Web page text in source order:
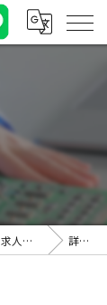
求人一覧 詳細